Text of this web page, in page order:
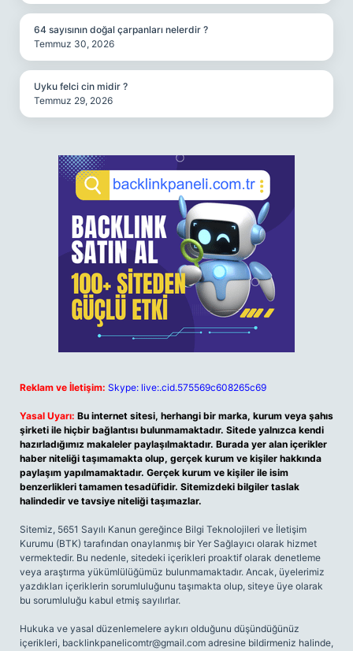
64 sayısının doğal çarpanları nelerdir ?
Temmuz 30, 2026
Uyku felci cin midir ?
Temmuz 29, 2026
Reklam ve İletişim: Skype: live:.cid.575569c608265c69
Yasal Uyarı: Bu internet sitesi, herhangi bir marka, kurum veya şahıs
şirketi ile hiçbir bağlantısı bulunmamaktadır. Sitede yalnızca kendi
hazırladığımız makaleler paylaşılmaktadır. Burada yer alan içerikler
haber niteliği taşımamakta olup, gerçek kurum ve kişiler hakkında
paylaşım yapılmamaktadır. Gerçek kurum ve kişiler ile isim
benzerlikleri tamamen tesadüfidir. Sitemizdeki bilgiler taslak
halindedir ve tavsiye niteliği taşımazlar.
Sitemiz, 5651 Sayılı Kanun gereğince Bilgi Teknolojileri ve İletişim
Kurumu (BTK) tarafından onaylanmış bir Yer Sağlayıcı olarak hizmet
vermektedir. Bu nedenle, sitedeki içerikleri proaktif olarak denetleme
veya araştırma yükümlülüğümüz bulunmamaktadır. Ancak, üyelerimiz
yazdıkları içeriklerin sorumluluğunu taşımakta olup, siteye üye olarak
bu sorumluluğu kabul etmiş sayılırlar.
Hukuka ve yasal düzenlemelere aykırı olduğunu düşündüğünüz
içerikleri, backlinkpanelicomtr@gmail.com adresine bildirmeniz halinde,